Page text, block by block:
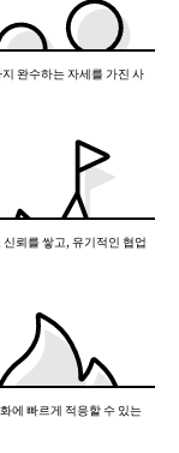
완수하는 자세를 가진 사
뢰를 쌓고, 유기적인 협업
에 빠르게 적응할 수 있는